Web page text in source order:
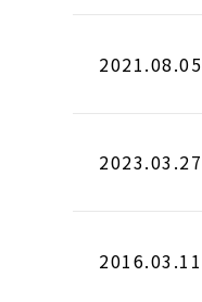
2021.08.05
2023.03.27
2016.03.11